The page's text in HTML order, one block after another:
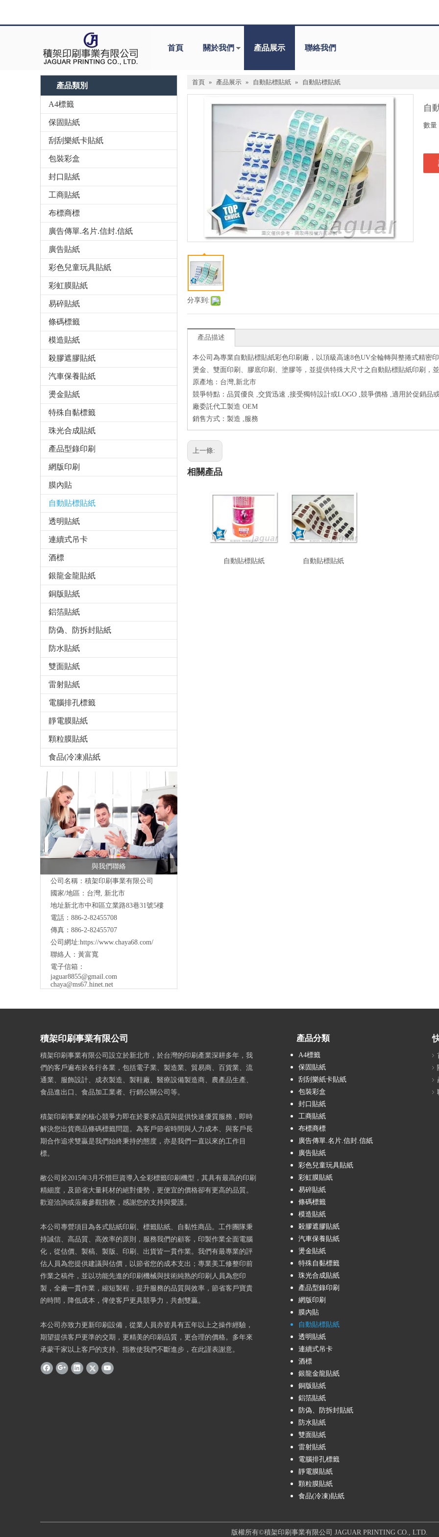
首頁 關於我們 產品展示 聯絡我們
產品類別
A4標籤
保固貼紙
刮刮樂紙卡貼紙
包裝彩盒
封口貼紙
工商貼紙
布標商標
廣告傳單.名片.信封.信紙
廣告貼紙
彩色兒童玩具貼紙
彩虹膜貼紙
易碎貼紙
條碼標籤
模造貼紙
殺膠遮膠貼紙
汽車保養貼紙
燙金貼紙
特殊自黏標籤
珠光合成貼紙
產品型錄印刷
網版印刷
膜內貼
自動貼標貼紙
透明貼紙
連續式吊卡
酒標
銀龍金龍貼紙
銅版貼紙
鋁箔貼紙
防偽、防拆封貼紙
防水貼紙
雙面貼紙
雷射貼紙
電腦排孔標籤
靜電膜貼紙
顆粒膜貼紙
食品(冷凍)貼紙
與我們聯絡
公司名稱：積架印刷事業有限公司
國家/地區：台灣, 新北市
地址新北市中和區立業路83巷31號5樓
電話：886-2-82455708
傳真：886-2-82455707
公司網址:https://www.chaya68.com/
聯絡人：黃富寬
電子信箱：
jaguar8855@gmail.com
chaya@ms67.hinet.net
首頁 » 產品展示 » 自動貼標貼紙 » 自動貼標貼紙
分享到:
自
數量
產品描述
本公司為專業自動貼標貼紙彩色印刷廠，以頂級高速8色UV全輪轉與整捲式精密
燙金、雙面印刷、膠底印刷、塗膠等，並提供特殊大尺寸之自動貼標貼紙印刷，
原產地：台灣,新北市
競爭特點：品質優良 ,交貨迅速 ,接受獨特設計或LOGO ,競爭價格 ,適用於促銷品
廠委託代工製造 OEM
銷售方式：製造 ,服務
上一條:
相關產品
自動貼標貼紙 自動貼標貼紙
積架印刷事業有限公司
積架印刷事業有限公司設立於新北市，於台灣的印刷產業深耕多年，我
們的客戶遍布於各行各業，包括電子業、製造業、貿易商、百貨業、流
通業、服飾設計、成衣製造、製鞋廠、醫療設備製造商、農產品生產、
食品進出口、食品加工業者、行銷公關公司等。
積架印刷事業的核心競爭力即在於要求品質與提供快速優質服務，即時
解決您出貨商品條碼標籤問題。為客戶節省時間與人力成本、與客戶長
期合作追求雙贏是我們始終秉持的態度，亦是我們一直以來的工作目
標。
敝公司於2015年3月不惜巨資導入全彩標籤印刷機型，其具有最高的印刷
精細度，及節省大量耗材的絕對優勢，更便宜的價格卻有更高的品質。
歡迎洽詢或蒞廠參觀指教，感謝您的支持與愛護。
本公司專營項目為各式貼紙印刷、標籤貼紙、自黏性商品。工作團隊秉
持誠信、高品質、高效率的原則，服務我們的顧客，印製作業全面電腦
化，從估價、製稿、製版、印刷、出貨皆一貫作業。我們有最專業的評
估人員為您提供建議與估價，以節省您的成本支出；專業美工修整印前
作業之稿件，並以功能先進的印刷機械與技術純熟的印刷人員為您印
製，全廠一貫作業，縮短製程，提升服務的品質與效率，節省客戶寶貴
的時間，降低成本，俾使客戶更具競爭力，共創雙贏。
本公司亦致力更新印刷設備，從業人員亦皆具有五年以上之操作經驗，
期望提供客戶更準的交期，更精美的印刷品質，更合理的價格。多年來
承蒙千家以上客戶的支持、指教使我們不斷進步，在此謹表謝意。
產品分類
A4標籤
保固貼紙
刮刮樂紙卡貼紙
包裝彩盒
封口貼紙
工商貼紙
布標商標
廣告傳單.名片.信封.信紙
廣告貼紙
彩色兒童玩具貼紙
彩虹膜貼紙
易碎貼紙
條碼標籤
模造貼紙
殺膠遮膠貼紙
汽車保養貼紙
燙金貼紙
特殊自黏標籤
珠光合成貼紙
產品型錄印刷
網版印刷
膜內貼
自動貼標貼紙
透明貼紙
連續式吊卡
酒標
銀龍金龍貼紙
銅版貼紙
鋁箔貼紙
防偽、防拆封貼紙
防水貼紙
雙面貼紙
雷射貼紙
電腦排孔標籤
靜電膜貼紙
顆粒膜貼紙
食品(冷凍)貼紙
版權所有©積架印刷事業有限公司 JAGUAR PRINTING CO., LTD.